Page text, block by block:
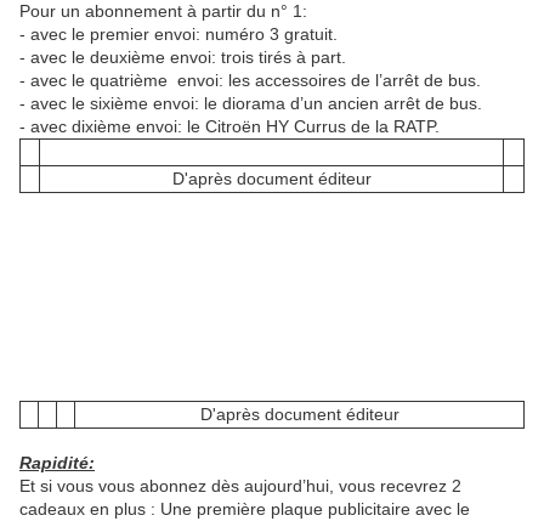
Pour un abonnement à partir du n° 1:
- avec le premier envoi: numéro 3 gratuit.
- avec le deuxième envoi: trois tirés à part.
- avec le quatrième envoi: les accessoires de l’arrêt de bus.
- avec le sixième envoi: le diorama d’un ancien arrêt de bus.
- avec dixième envoi: le Citroën HY Currus de la RATP.
D'après document éditeur
D'après document éditeur
Rapidité:
Et si vous vous abonnez dès aujourd’hui, vous recevrez 2
cadeaux en plus : Une première plaque publicitaire avec le